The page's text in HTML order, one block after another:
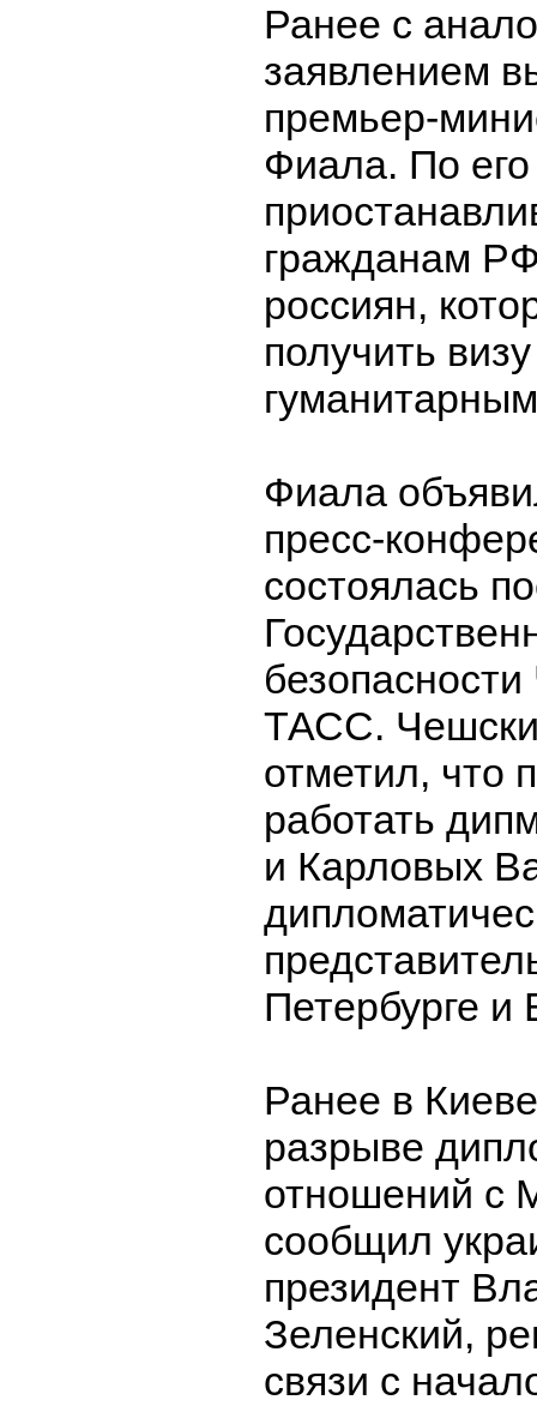
Ранее с
заявлением
премьер-
Фиала. По
гражданам
россиян,
получить
Фиала
пресс-
состоялась
ТАСС.
отметил, что
работать
и Карловых
Петербурге и
Ранее в
разрыве
отношений с
сообщил
президент
Зеленский,
связи с